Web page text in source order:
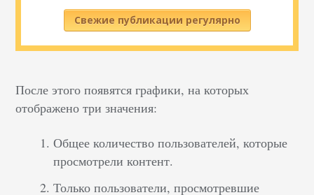
Свежие публикации регулярно
После этого появятся графики, на которых
отображено три значения:
Общее количество пользователей, которые
просмотрели контент.
Только пользователи, просмотревшие